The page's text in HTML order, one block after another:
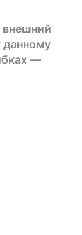
внешний
данному
—